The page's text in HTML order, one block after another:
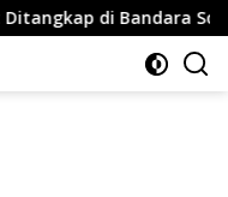
di Bandara Soetta,